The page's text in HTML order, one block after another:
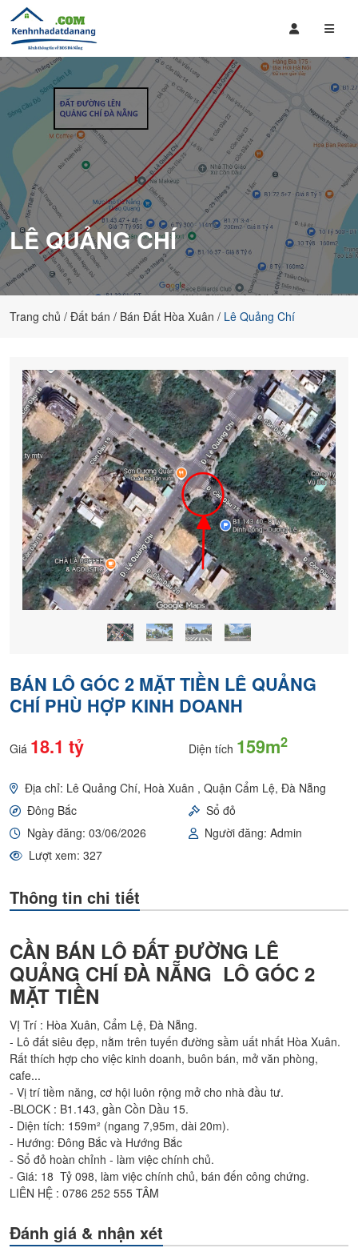
Mua
Nhà
Đất
Căn
Hộ
Tại
Nẵng
Bán
Nền,
Căn
giá
rẻ
tại
Nẵng
bao
gồm
dự
án
của
Sungroup,
chính
chủ
LÊ QUẢNG CHÍ
Trang chủ Đất bán Bán Đất Hòa Xuân Lê Quảng Chí
BÁN LÔ GÓC 2 MẶT TIỀN LÊ QUẢNG
CHÍ PHÙ HỢP KINH DOANH
Giá 18.1 tỷ Diện tích 159m2
Địa chỉ: Lê Quảng Chí, Hoà Xuân , Quận Cẩm Lệ, Đà Nẵng
Đông Bắc
Sổ đỏ
Ngày đăng: 03/06/2026
Người đăng: Admin
Lượt xem: 327
Thông tin chi tiết
CẦN BÁN LÔ ĐẤT ĐƯỜNG LÊ
QUẢNG CHÍ ĐÀ NẴNG LÔ GÓC 2
MẶT TIỀN
VỊ Trí : Hòa Xuân, Cẩm Lệ, Đà Nẵng.
- Lô đất siêu đẹp, nằm trên tuyến đường sầm uất nhất Hòa Xuân.
Rất thích hợp cho việc kinh doanh, buôn bán, mở văn phòng,
cafe...
- Vị trí tiềm năng, cơ hội luôn rộng mở cho nhà đầu tư.
-BLOCK : B1.143, gần Cồn Dầu 15.
- Diện tích: 159m² (ngang 7,95m, dài 20m).
- Hướng: Đông Bắc và Hướng Bắc
- Sổ đỏ hoàn chỉnh - làm việc chính chủ.
- Giá: 18 Tỷ 098, làm việc chính chủ, bán đến công chứng.
LIÊN HỆ : 0786 252 555 TÂM
Đánh giá & nhận xét